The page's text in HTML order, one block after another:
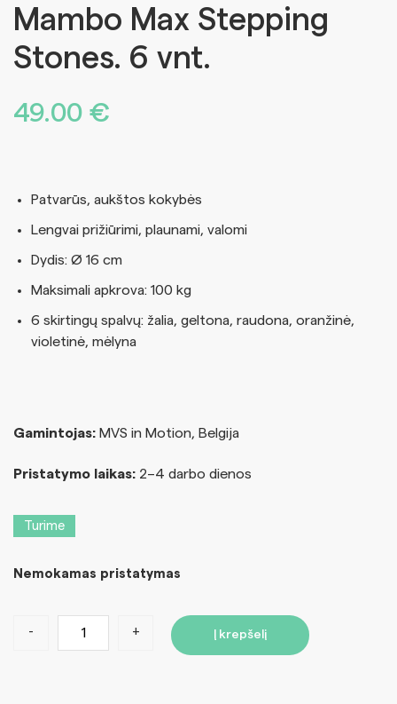
Mambo Max Stepping
Stones. 6 vnt.
49.00 €
Patvarūs, aukštos kokybės
Lengvai prižiūrimi, plaunami, valomi
Dydis: Ø 16 cm
Maksimali apkrova: 100 kg
6 skirtingų spalvų: žalia, geltona, raudona, oranžinė,
violetinė, mėlyna
Gamintojas: MVS in Motion, Belgija
Pristatymo laikas: 2–4 darbo dienos
Turime
Nemokamas pristatymas
- + Į krepšelį